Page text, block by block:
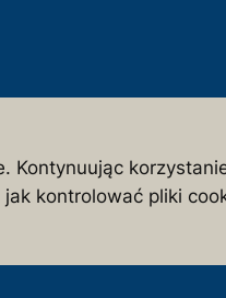
Kontynuując
kontrolować pliki